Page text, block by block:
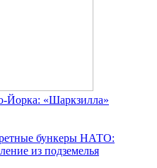
Йорка: «Шаркзилла»
бункеры НАТО:
из подземелья